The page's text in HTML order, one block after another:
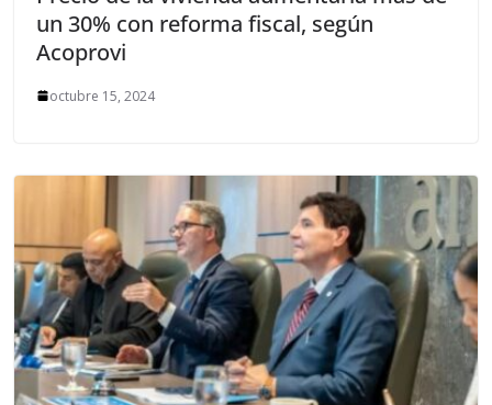
un 30% con reforma fiscal, según
Acoprovi
octubre 15, 2024